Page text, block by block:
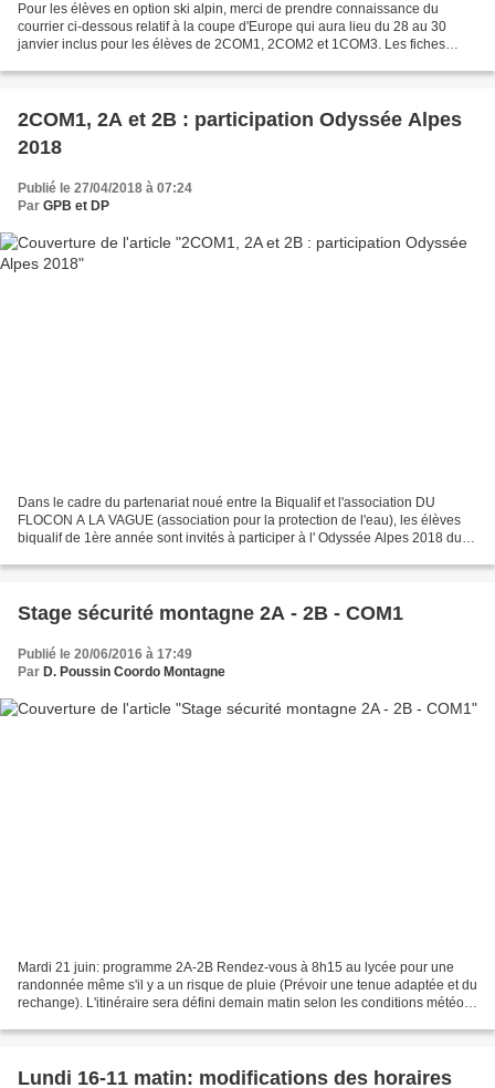
Pour les élèves en option ski alpin, merci de prendre connaissance du
courrier ci-dessous relatif à la coupe d'Europe qui aura lieu du 28 au 30
janvier inclus pour les élèves de 2COM1, 2COM2 et 1COM3. Les fiches
2COM1, 2A et 2B : participation Odyssée Alpes
2018
Publié le 27/04/2018 à 07:24
Par GPB et DP
Dans le cadre du partenariat noué entre la Biqualif et l'association DU
FLOCON A LA VAGUE (association pour la protection de l'eau), les élèves
biqualif de 1ère année sont invités à participer à l' Odyssée Alpes 2018 du
Stage sécurité montagne 2A - 2B - COM1
Publié le 20/06/2016 à 17:49
Par D. Poussin Coordo Montagne
Mardi 21 juin: programme 2A-2B Rendez-vous à 8h15 au lycée pour une
randonnée même s'il y a un risque de pluie (Prévoir une tenue adaptée et du
rechange). L'itinéraire sera défini demain matin selon les conditions météo.
Lundi 16-11 matin: modifications des horaires